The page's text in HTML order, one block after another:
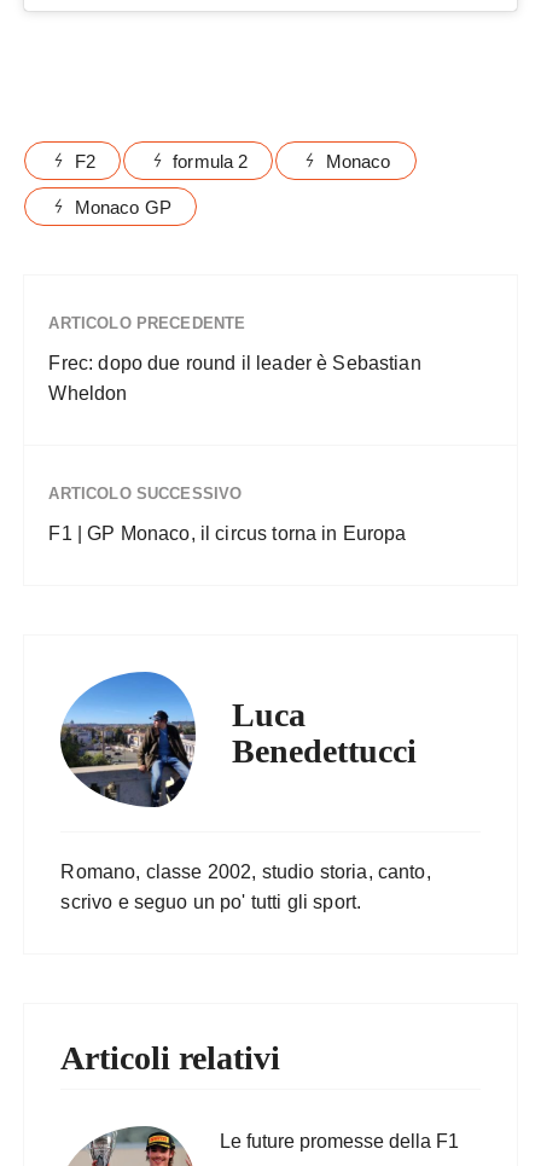
F2 formula 2 Monaco
Monaco GP
ARTICOLO PRECEDENTE
Frec: dopo due round il leader è Sebastian
Wheldon
ARTICOLO SUCCESSIVO
F1 | GP Monaco, il circus torna in Europa
Luca
Benedettucci
Romano, classe 2002, studio storia, canto,
scrivo e seguo un po' tutti gli sport.
Articoli relativi
Le future promesse della F1